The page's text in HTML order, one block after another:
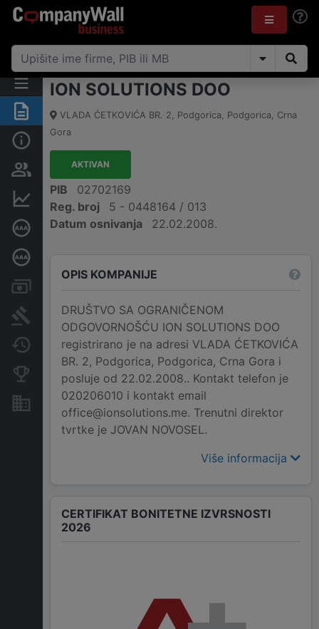
Sažetak
Osobe i vlasništvo
Sertifikat bonitetne izvrsnosti
Dubinska bonitetna ocjena
Arhiva sudskih objava
Promjene
Konkurentne kompanije
Nekretnine i imovina
ION SOLUTIONS DOO
VLADA ĆETKOVIĆA BR. 2, Podgorica, Podgorica, Crna
Gora
AKTIVAN
PIB
02702169
Reg. broj
5 - 0448164 / 013
Datum osnivanja
22.02.2008.
OPIS KOMPANIJE
DRUŠTVO SA OGRANIČENOM
ODGOVORNOŠĆU ION SOLUTIONS DOO
registrirano je na adresi VLADA ĆETKOVIĆA
BR. 2, Podgorica, Podgorica, Crna Gora i
posluje od 22.02.2008.. Kontakt telefon je
020206010 i kontakt email
office@ionsolutions.me. Trenutni direktor
tvrtke je JOVAN NOVOSEL.
Više informacija
CERTIFIKAT BONITETNE IZVRSNOSTI
2026